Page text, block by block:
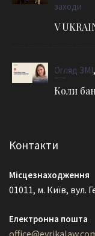
заходи
V
Огляд ЗМІ,
Коли
Контакти
Місцезнаходження
01011, м. Київ, вул.
Електронна пошта